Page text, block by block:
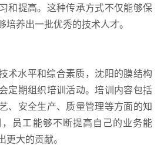
和提高。这种传承方式不仅能够保
培养出一批优秀的技术人才。
术水平和综合素质，沈阳的膜结构
定期组织培训活动。培训内容包括
、安全生产、质量管理等方面的知
员工能够不断提高自己的业务能
更大的贡献。